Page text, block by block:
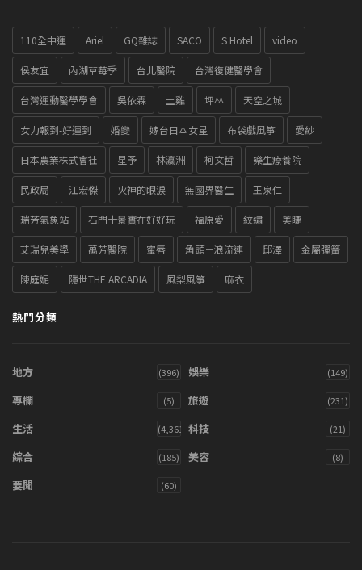
110全中運 Ariel GQ雜誌 SACO S Hotel video
侯友宜 內湖草莓季 台北醫院 台灣復健醫學會
台灣運動醫學學會 吳依霖 土雞 坪林 天空之城
女力報到-好運到 婚變 嫁台日本女星 布袋戲風箏 愛紗
日本農業株式會社 星予 林瀛洲 柯文哲 樂生療養院
民政局 江宏傑 火神的眼淚 無國界醫生 王泉仁
瑞芳氣象站 石門十景實在好好玩 福原愛 紋繡 美睫
艾瑞兒美學 萬芳醫院 蜜唇 角頭－浪流連 邱澤 金屬彈簧
陳庭妮 隱世THE ARCADIA 風梨風箏 麻衣
熱門分類
地方 (396) 娛樂 (149)
專欄 (5) 旅遊 (231)
生活 (4,361) 科技 (21)
綜合 (185) 美容 (8)
要聞 (60)